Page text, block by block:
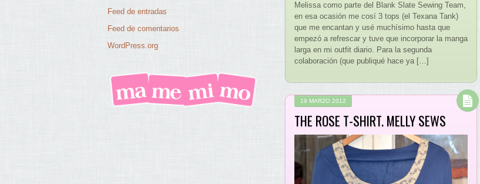
Melissa como parte del Blank Slate Sewing Team,
en esa ocasión me cosí 3 tops (el Texana Tank)
que me encantan y usé muchísimo hasta que
empezó a refrescar y tuve que incorporar la manga
larga en mi outfit diario. Para la segunda
colaboración (que publiqué hace ya […]
19 MARZO 2012
THE ROSE T-SHIRT. MELLY SEWS
Feed de entradas
Feed de comentarios
WordPress.org